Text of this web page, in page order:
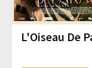
L'Oiseau De